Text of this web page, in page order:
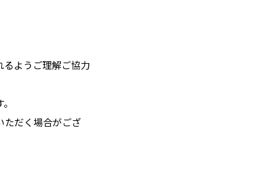
ようご理解ご協力
ただく場合がござ